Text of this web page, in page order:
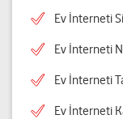
Ev İnterneti
Ev İnterneti
Ev İnterneti
Ev İnterneti